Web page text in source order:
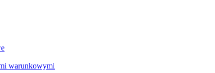
warunkowymi